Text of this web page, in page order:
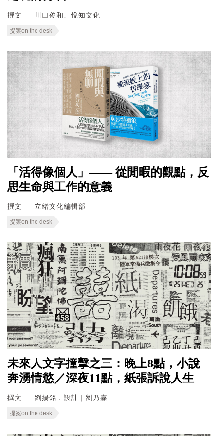
撰文 川口俊和、悅知文化
提案on the desk
「活得像個人」—— 從閒暇的觀點，反
思生命與工作的意義
撰文 立緒文化編輯部
提案on the desk
未來人文字撞擊之三：晚上8點，小說
奔湧情慾／深夜11點，紙張訴說人生
撰文 劉揚銘．設計｜劉乃嘉
提案on the desk